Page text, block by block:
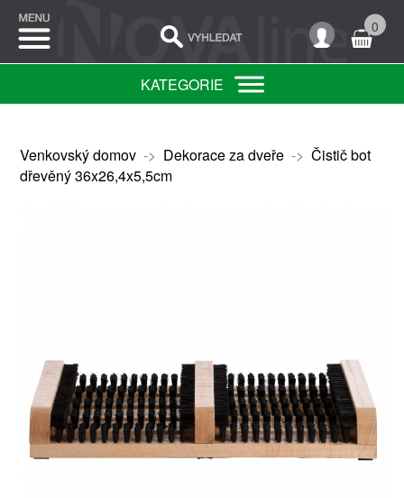
0
KATEGORIE
Venkovský domov-> Dekorace za dveře-> Čistič bot
dřevěný 36x26,4x5,5cm